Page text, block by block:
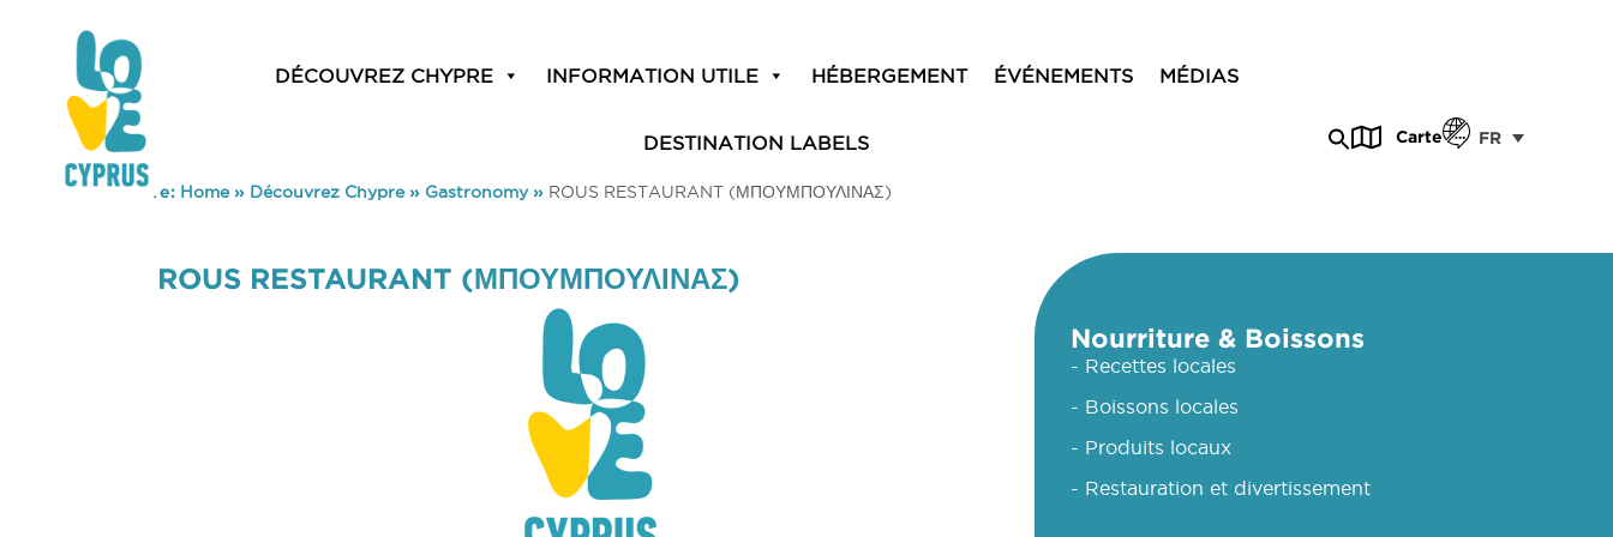
DÉCOUVREZ CHYPRE INFORMATION UTILE HÉBERGEMENT ÉVÉNEMENTS MÉDIAS
DESTINATION LABELS Carte FR
You are here: Home» Découvrez Chypre» Gastronomy» ROUS RESTAURANT (ΜΠΟΥΜΠΟΥΛΙΝΑΣ)
ROUS RESTAURANT (ΜΠΟΥΜΠΟΥΛΙΝΑΣ)
Nourriture & Boissons
- Recettes locales
- Boissons locales
- Produits locaux
- Restauration et divertissement